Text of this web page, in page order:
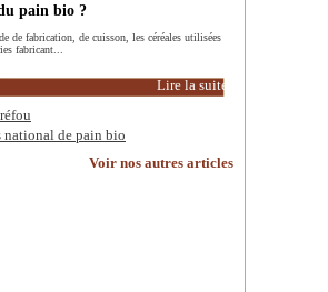
pain bio ?
de fabrication, de cuisson, les céréales utilisées
fabricant...
Lire la suite
national de pain bio
Voir nos autres articles